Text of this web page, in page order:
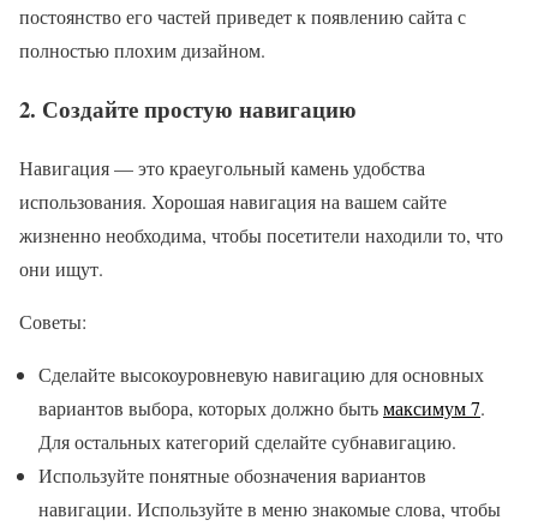
постоянство его частей приведет к появлению сайта с
полностью плохим дизайном.
2. Создайте простую навигацию
Навигация — это краеугольный камень удобства
использования. Хорошая навигация на вашем сайте
жизненно необходима, чтобы посетители находили то, что
они ищут.
Советы:
Сделайте высокоуровневую навигацию для основных
вариантов выбора, которых должно бытьмаксимум 7.
Для остальных категорий сделайте субнавигацию.
Используйте понятные обозначения вариантов
навигации. Используйте в меню знакомые слова, чтобы